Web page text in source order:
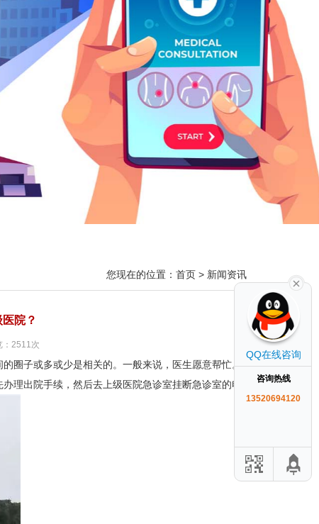
您现在的位置： 首页 > 新闻资讯
院？
2511次
圈子或多或少是相关的。一般来说，医生愿意帮忙。
理出院手续，然后去上级医院急诊室挂断急诊室的电
QQ在线咨询
咨询热线
13520694120